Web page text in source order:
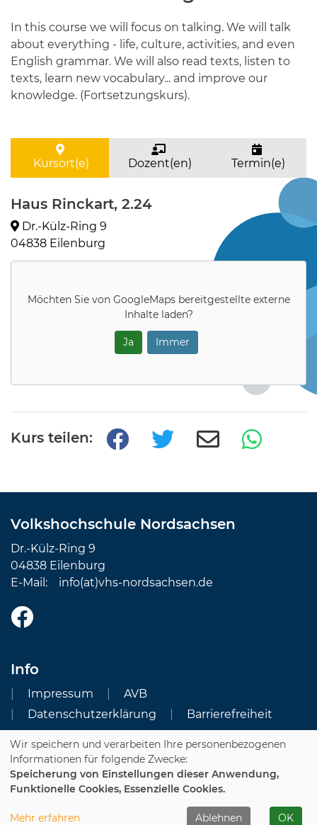
In this course we will focus on talking. We will talk
about everything - life, culture, activities, and even
English grammar. We will also read texts, listen to
texts, learn new vocabulary... and improve our
knowledge. (Fortsetzungskurs).
Kursort(e) Dozent(en) Termin(e)
Haus Rinckart, 2.24
Dr.-Külz-Ring 9
04838 Eilenburg
Möchten Sie von GoogleMapsbereitgestellte externe
Inhalte laden?
Ja Immer
Kurs teilen:
Volkshochschule Nordsachsen
Dr.-Külz-Ring 9
04838 Eilenburg
E-Mail: info(at)vhs-nordsachsen.de
Info
Impressum
AVB
Datenschutzerklärung
Barrierefreiheit
Cookie Einstellungen
Dozenten-Login
Wir speichern und verarbeiten Ihre personenbezogenen
Informationen für folgende Zwecke:
Speicherung von Einstellungen dieser Anwendung,
Funktionelle Cookies, Essenzielle Cookies.
Mehr erfahren Ablehnen OK